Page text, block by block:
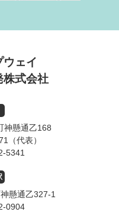
ウェイ
株式会社
神懸通乙168
（代表）
5341
懸通乙327-1
0904